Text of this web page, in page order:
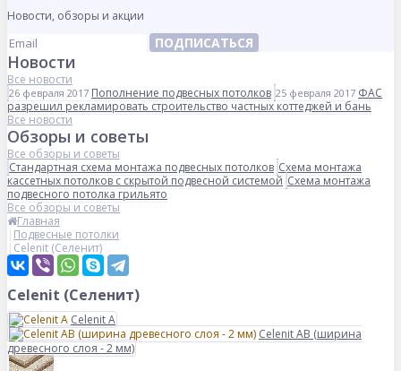
Новости, обзоры и акции
ПОДПИСАТЬСЯ
Новости
Все новости
26 февраля 2017 Пополнение подвесных потолков 25 февраля 2017 ФАС
разрешил рекламировать строительство частных коттеджей и бань
Все новости
Обзоры и советы
Все обзоры и советы
Стандартная схема монтажа подвесных потолков Схема монтажа
кассетных потолков с скрытой подвесной системой Схема монтажа
подвесного потолка грильято
Все обзоры и советы
Главная
Подвесные потолки
Celenit (Селенит)
Celenit (Селенит)
Celenit A
Celenit AB (ширина
древесного слоя - 2 мм)